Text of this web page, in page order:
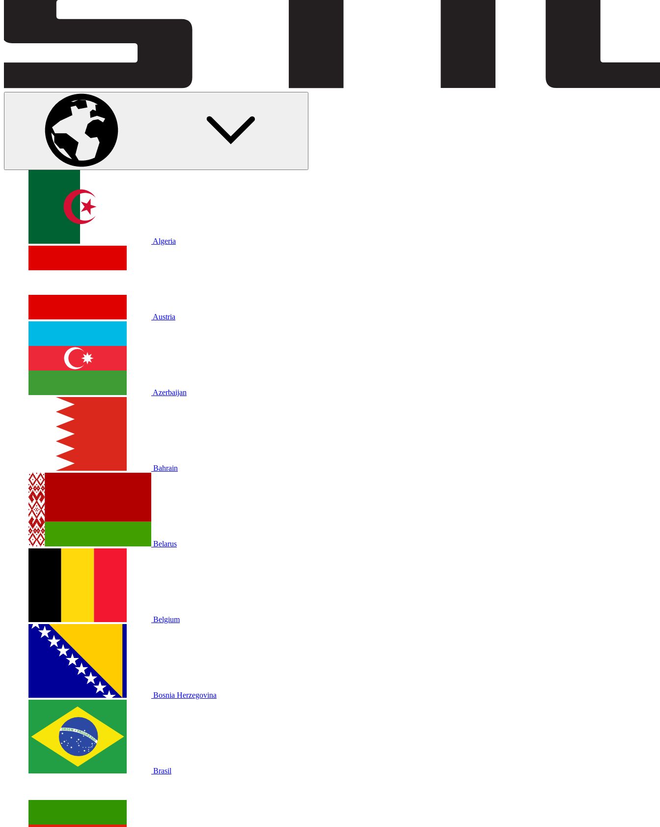
Algeria
Austria
Azerbaijan
Bahrain
Belarus
Belgium
Bosnia Herzegovina
Brasil